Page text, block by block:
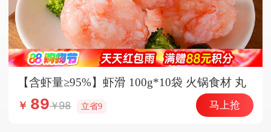
【含虾量≥95%】虾滑 100g*10袋 火锅食材 丸
子 丸料 海鲜水产
￥ 89 98 立省9 马上抢